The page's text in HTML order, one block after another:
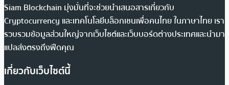
Siam Blockchain มุ่งมั่นที่จะช่วยนำเสนอสารเกี่ยวกับ
Cryptocurrency และเทคโนโลยีบล็อกเชนเพื่อคนไทย ในภาษาไทย เรา
รวบรวมข้อมูลส่วนใหญ่จากเว็บไซต์และเว็บบอร์ดต่างประเทศและนำมา
แปลส่งตรงถึงฟีดคุณ
เกี่ยวกับเว็บไซต์นี้